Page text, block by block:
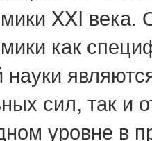
XXI века.
как
науки
сил, так
уровне в